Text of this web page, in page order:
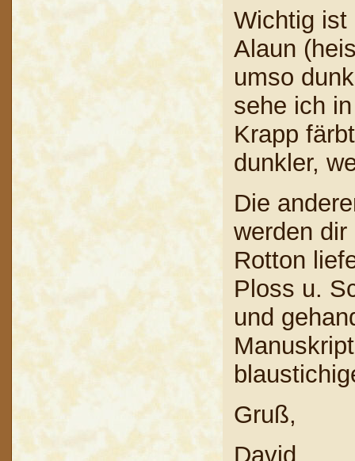
Wichtig ist
Alaun
umso
sehe ich
Krapp
dunkler,
Die
werden
Rotton
Ploss u.
und
Gruß,
David